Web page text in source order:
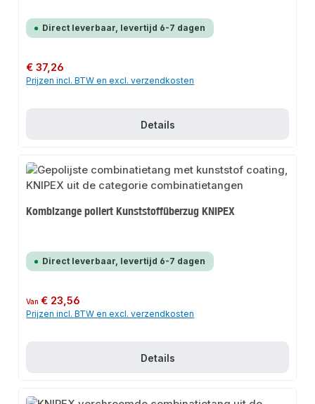
Direct leverbaar, levertijd 6-7 dagen
Normale prijs:
€ 37,26
Prijzen incl. BTW en excl. verzendkosten
Details
Kombizange poliert Kunststoffüberzug KNIPEX
Direct leverbaar, levertijd 6-7 dagen
Normale prijs:
Van€ 23,56
Prijzen incl. BTW en excl. verzendkosten
Details